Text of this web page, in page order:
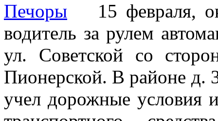
15 февраля,
водитель за рулем
ул. Советской со
Пионерской. В районе д.
учел дорожные условия